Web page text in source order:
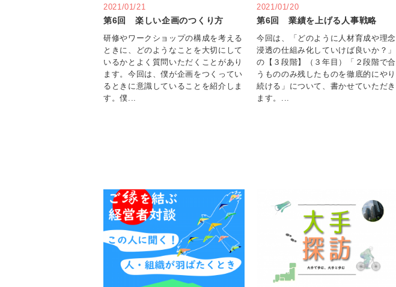
2021/01/21
第6回 楽しい企画のつくり方
研修やワークショップの構成を考える
ときに、どのようなことを大切にして
いるかとよく質問いただくことがあり
ます。今回は、僕が企画をつくってい
るときに意識していることを紹介しま
す。僕...
2021/01/20
第6回 業績を上げる人事戦略
今回は、「どのように人材育成や理念
浸透の仕組み化していけば良いか？」
の【３段階】（３年目）「２段階で合
うもののみ残したものを徹底的にやり
続ける」について、書かせていただき
ます。...